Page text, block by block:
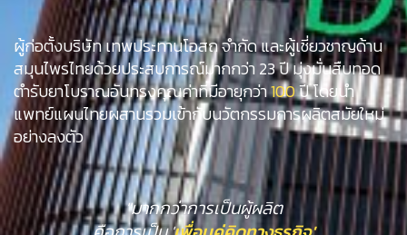
ผู้ก่อตั้งบริษัท เทพประทานโอสถ จำกัด และผู้เชี่ยวชาญด้าน
สมุนไพรไทยด้วยประสบการณ์มากกว่า 23 ปี มุ่งมั่นสืบทอด
ตำรับยาโบราณอันทรงคุณค่าที่มีอายุกว่า100ปี โดยนำ
แพทย์แผนไทยผสานรวมเข้ากับนวัตกรรมการผลิตสมัยใหม่
อย่างลงตัว
"มากกว่าการเป็นผู้ผลิต